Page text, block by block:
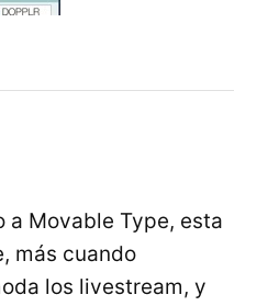
a Movable Type, esta
más cuando
los livestream, y